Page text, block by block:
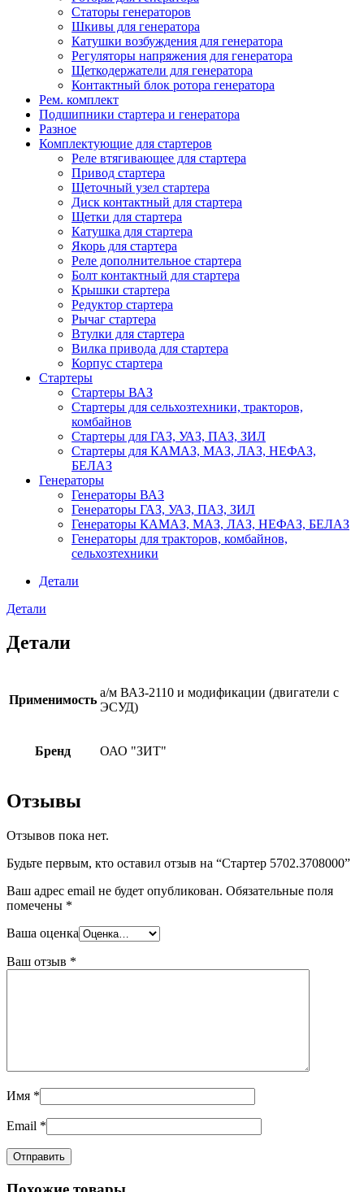
Статоры генераторов
Шкивы для генератора
Катушки возбуждения для генератора
Регуляторы напряжения для генератора
Щеткодержатели для генератора
Контактный блок ротора генератора
Рем. комплект
Подшипники стартера и генератора
Разное
Комплектующие для стартеров
Реле втягивающее для стартера
Привод стартера
Щеточный узел стартера
Диск контактный для стартера
Щетки для стартера
Катушка для стартера
Якорь для стартера
Реле дополнительное стартера
Болт контактный для стартера
Крышки стартера
Редуктор стартера
Рычаг стартера
Втулки для стартера
Вилка привода для стартера
Корпус стартера
Стартеры
Стартеры ВАЗ
Стартеры для сельхозтехники, тракторов,
комбайнов
Стартеры для ГАЗ, УАЗ, ПАЗ, ЗИЛ
Стартеры для КАМАЗ, МАЗ, ЛАЗ, НЕФАЗ,
БЕЛАЗ
Генераторы
Генераторы ВАЗ
Генераторы ГАЗ, УАЗ, ПАЗ, ЗИЛ
Генераторы КАМАЗ, МАЗ, ЛАЗ, НЕФАЗ, БЕЛАЗ
Генераторы для тракторов, комбайнов,
сельхозтехники
Детали
Детали
Детали
Применимость
а/м ВАЗ-2110 и модификации (двигатели с
ЭСУД)
Бренд ОАО "ЗИТ"
Отзывы
Отзывов пока нет.
Будьте первым, кто оставил отзыв на “Стартер 5702.3708000”
Ваш адрес email не будет опубликован. Обязательные поля
помечены *
Ваша оценка
Ваш отзыв *
Имя *
Email *